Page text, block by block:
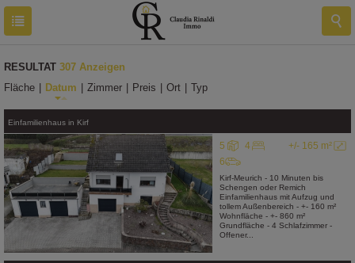
RESULTAT 307 Anzeigen
Fläche
Datum Zimmer Preis Ort Typ
Einfamilienhaus in Kirf
+/- 165 m²
5
4
6
Kirf-Meurich - 10 Minuten bis
Schengen oder Remich
Einfamilienhaus mit Aufzug und
tollem Außenbereich - +- 160 m²
Wohnfläche - +- 860 m²
Grundfläche - 4 Schlafzimmer -
Offener...